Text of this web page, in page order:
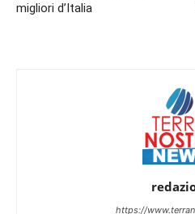
migliori d’Italia
https://